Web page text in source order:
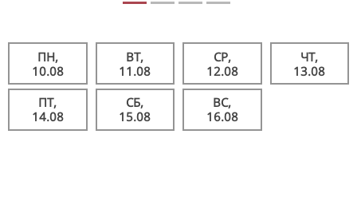
ПН,
10.08
ВТ,
11.08
СР,
12.08
ЧТ,
13.08
ПТ,
14.08
СБ,
15.08
ВС,
16.08